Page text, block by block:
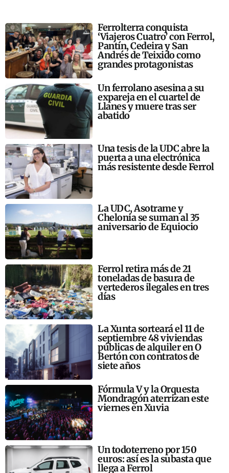
Ferrolterra conquista
‘Viajeros Cuatro’ con Ferrol,
Pantín, Cedeira y San
Andrés de Teixido como
grandes protagonistas
Un ferrolano asesina a su
expareja en el cuartel de
Llanes y muere tras ser
abatido
Una tesis de la UDC abre la
puerta a una electrónica
más resistente desde Ferrol
La UDC, Asotrame y
Chelonia se suman al 35
aniversario de Equiocio
Ferrol retira más de 21
toneladas de basura de
vertederos ilegales en tres
días
La Xunta sorteará el 11 de
septiembre 48 viviendas
públicas de alquiler en O
Bertón con contratos de
siete años
Fórmula V y la Orquesta
Mondragón aterrizan este
viernes en Xuvia
Un todoterreno por 150
euros: así es la subasta que
llega a Ferrol